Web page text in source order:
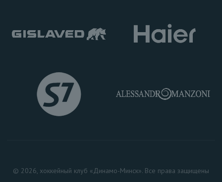
© 2026, хоккейный клуб «Динамо-Минск». Все права защищены